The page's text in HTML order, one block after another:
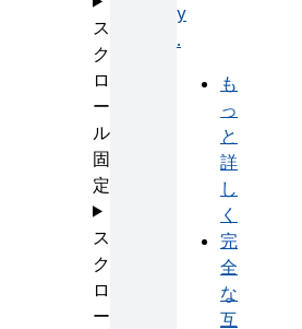
y
.
も
っ
と
詳
し
く
完
全
な
互
ス
ク
ロ
ー
ル
固
定
ス
ク
ロ
ー